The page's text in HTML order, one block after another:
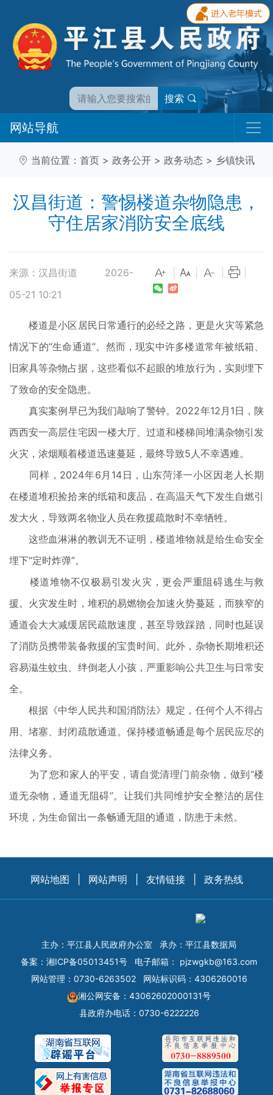
搜索
网站导航
当前位置： 首页 > 政务公开 > 政务动态 > 乡镇快讯
汉昌街道：警惕楼道杂物隐患，
守住居家消防安全底线
来源：汉昌街道
2026-
05-21 10:21
楼道是小区居民日常通行的必经之路，更是火灾等紧急
情况下的“生命通道”。然而，现实中许多楼道常年被纸箱、
旧家具等杂物占据，这些看似不起眼的堆放行为，实则埋下
了致命的安全隐患。
真实案例早已为我们敲响了警钟。2022年12月1日，陕
西西安一高层住宅因一楼大厅、过道和楼梯间堆满杂物引发
火灾，浓烟顺着楼道迅速蔓延，最终导致5人不幸遇难。
同样，2024年6月14日，山东菏泽一小区因老人长期
在楼道堆积捡拾来的纸箱和废品，在高温天气下发生自燃引
发大火，导致两名物业人员在救援疏散时不幸牺牲。
这些血淋淋的教训无不证明，楼道堆物就是给生命安全
埋下“定时炸弹”。
楼道堆物不仅极易引发火灾，更会严重阻碍逃生与救
援。火灾发生时，堆积的易燃物会加速火势蔓延，而狭窄的
通道会大大减缓居民疏散速度，甚至导致踩踏，同时也延误
了消防员携带装备救援的宝贵时间。此外，杂物长期堆积还
容易滋生蚊虫、绊倒老人小孩，严重影响公共卫生与日常安
全。
根据《中华人民共和国消防法》规定，任何个人不得占
用、堵塞、封闭疏散通道。保持楼道畅通是每个居民应尽的
法律义务。
为了您和家人的平安，请自觉清理门前杂物，做到“楼
道无杂物，通道无阻碍”。让我们共同维护安全整洁的居住
环境，为生命留出一条畅通无阻的通道，防患于未然。
网站地图 网站声明 友情链接 政务热线
主办：平江县人民政府办公室
承办：平江县数据局
备案： 湘ICP备05013451号 电子邮箱： pjzwgkb@163.com
网站管理：0730-6263502
网站标识码：4306260016
湘公网安备：43062602000131号
县政府办电话：0730-6222226